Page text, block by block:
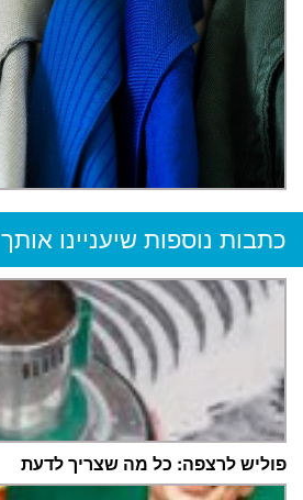
כתבות נוספות שיעניינו אותך
פוליש לרצפה: כל מה שצריך לדעת